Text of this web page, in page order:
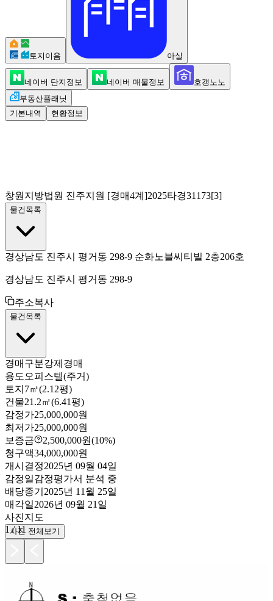
토지이음 아실
네이버 단지정보 네이버 매물정보
호갱노노
부동산플래닛
기본내역
현황정보
창원지방법원 진주지원 [경매4계]2025타경31173[3]
물건목록
경상남도 진주시 평거동 298-9 순화노블씨티빌 2층206호
경상남도 진주시 평거동 298-9
주소복사
물건목록
경매구분강제경매
용도 오피스텔(주거)
토지 7㎡(2.12평)
건물21.2㎡(6.41평)
감정가25,000,000원
최저가25,000,000원
보증금
2,500,000원(10%)
청구액34,000,000원
개시결정2025년 09월 04일
감정일감정평가서 분석 중
배당종기 2025년 11월 25일
매각일2026년 09월 21일
사진지도
1 /11
사진 전체보기